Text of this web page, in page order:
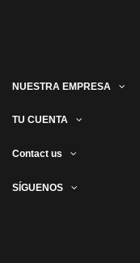
NUESTRA EMPRESA
TU CUENTA
Contact us
SÍGUENOS